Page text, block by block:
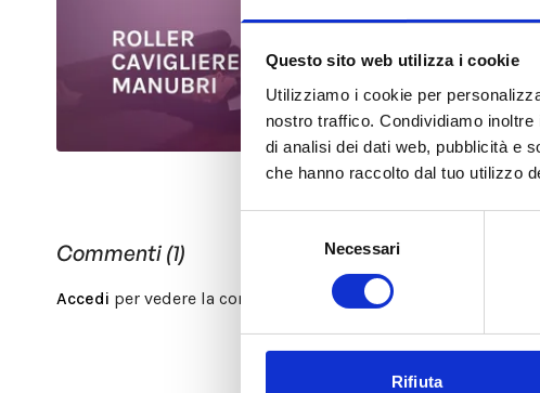
Questo sito web utilizza i cookie
Utilizziamo i cookie per
nostro traffico. Condividiamo
di analisi dei dati web, pubblicità e
che hanno raccolto dal tuo utilizzo
Necessari
Rifiuta
Commenti (1)
Accedi per vedere la conversazione